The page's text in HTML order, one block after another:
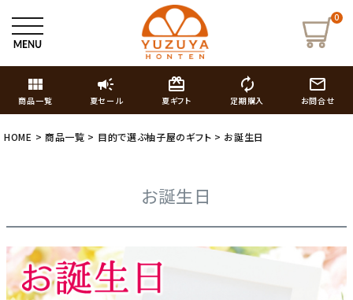
0
view_module
商品一覧
campaign
夏セール
card_giftcard
夏ギフト
autorenew
定期購入
mail_outline
お問合せ
HOME 商品一覧 目的で選ぶ柚子屋のギフト お誕生日
お誕生日